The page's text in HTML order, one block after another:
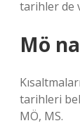
tarihler de
Mö
tarihleri
MÖ, MS.